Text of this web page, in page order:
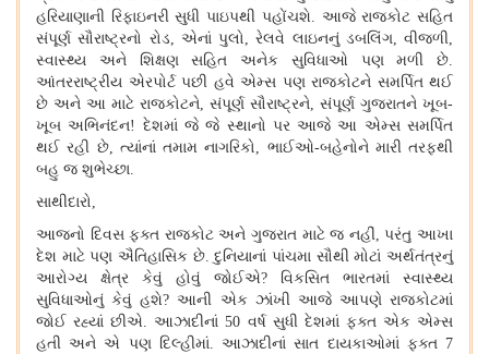
હરિયાણાની રિફાઇનરી સુધી પાઇપથી પહોંચશે. આજે રાજકોટ સહિત
સંપૂર્ણ સૌરાષ્ટ્રનો રોડ, એનાં પુલો, રેલવે લાઇનનું ડબલિંગ, વીજળી,
સ્વાસ્થ્ય અને શિક્ષણ સહિત અનેક સુવિધાઓ પણ મળી છે.
આંતરરાષ્ટ્રીય એરપોર્ટ પછી હવે એમ્સ પણ રાજકોટને સમર્પિત થઈ
છે અને આ માટે રાજકોટને, સંપૂર્ણ સૌરાષ્ટ્રને, સંપૂર્ણ ગુજરાતને ખૂબ-
ખૂબ અભિનંદન! દેશમાં જે જે સ્થાનો પર આજે આ એમ્સ સમર્પિત
થઈ રહી છે, ત્યાંનાં તમામ નાગરિકો, ભાઈઓ-બહેનોને મારી તરફથી
બહુ જ શુભેચ્છા.
સાથીદારો,
આજનો દિવસ ફક્ત રાજકોટ અને ગુજરાત માટે જ નહીં, પરંતુ આખા
દેશ માટે પણ ઐતિહાસિક છે. દુનિયાનાં પાંચમા સૌથી મોટાં અર્થતંત્રનું
આરોગ્ય ક્ષેત્ર કેવું હોવું જોઈએ? વિકસિત ભારતમાં સ્વાસ્થ્ય
સુવિધાઓનું કેવું હશે? આની એક ઝાંખી આજે આપણે રાજકોટમાં
જોઈ રહ્યાં છીએ. આઝાદીનાં 50 વર્ષ સુધી દેશમાં ફક્ત એક એમ્સ
હતી અને એ પણ દિલ્હીમાં. આઝાદીનાં સાત દાયકાઓમાં ફક્ત 7